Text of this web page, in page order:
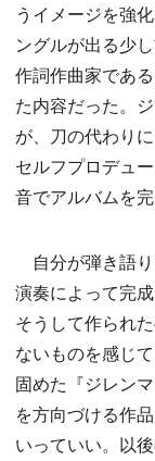
うイメージを強
ングルが出る少
作詞作曲家であ
た内容だった。
が、刀の代わり
セルフプロデュ
音でアルバムを完
自分が弾き語
演奏によって完
そうして作られ
ないものを感じ
固めた『ジレン
を方向づける作
いっていい。以